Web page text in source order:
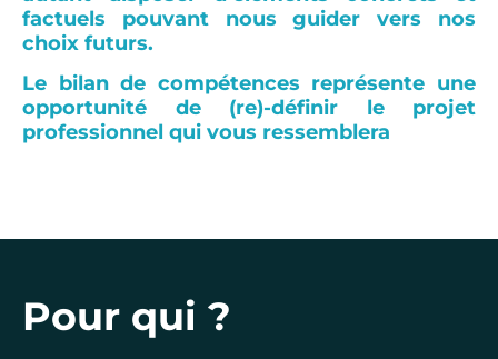
factuels pouvant nous guider vers nos
choix futurs.
Le bilan de compétences représente une
opportunité de (re)-définir le projet
professionnel qui vous ressemblera
Pour qui ?